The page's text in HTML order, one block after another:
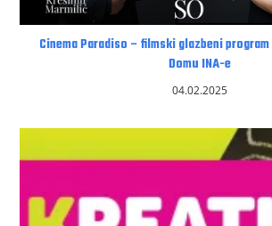
Cinema Paradiso – filmski glazbeni
Domu INA-e
04.02.2025